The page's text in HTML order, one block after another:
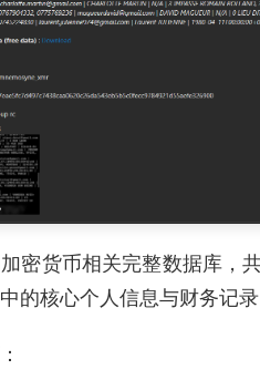
密货币相关完整数据库，
的核心个人信息与财务记录